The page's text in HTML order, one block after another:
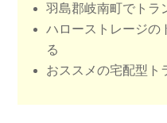
羽島郡岐南町でトラ
ハローストレージの
る
おススメの宅配型ト